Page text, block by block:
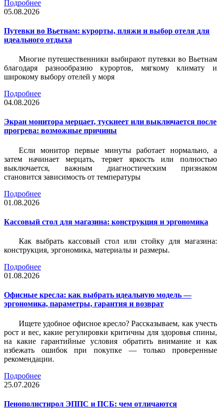
Подробнее
05.08.2026
Путевки во Вьетнам: курорты, пляжи и выбор отеля для
идеального отдыха
Многие путешественники выбирают путевки во Вьетнам
благодаря разнообразию курортов, мягкому климату и
широкому выбору отелей у моря
Подробнее
04.08.2026
Экран монитора мерцает, тускнеет или выключается после
прогрева: возможные причины
Если монитор первые минуты работает нормально, а
затем начинает мерцать, теряет яркость или полностью
выключается, важным диагностическим признаком
становится зависимость от температуры
Подробнее
01.08.2026
Кассовый стол для магазина: конструкция и эргономика
Как выбрать кассовый стол или стойку для магазина:
конструкция, эргономика, материалы и размеры.
Подробнее
01.08.2026
Офисные кресла: как выбрать идеальную модель —
эргономика, параметры, гарантия и возврат
Ищете удобное офисное кресло? Рассказываем, как учесть
рост и вес, какие регулировки критичны для здоровья спины,
на какие гарантийные условия обратить внимание и как
избежать ошибок при покупке — только проверенные
рекомендации.
Подробнее
25.07.2026
Пенополистирол ЭППС и ПСБ: чем отличаются